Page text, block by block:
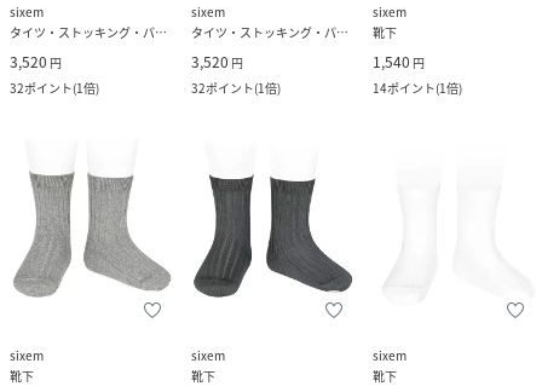
sixem
タイツ・ストッキング・パンスト
3,520 円
32ポイント(1倍)
sixem
タイツ・ストッキング・パンスト
3,520 円
32ポイント(1倍)
sixem
靴下
1,540 円
14ポイント(1倍)
sixem
靴下
sixem
靴下
sixem
靴下